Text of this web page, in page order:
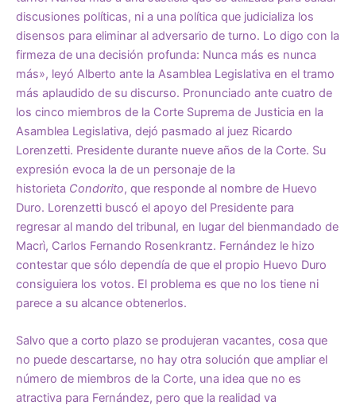
discusiones políticas, ni a una política que judicializa los
disensos para eliminar al adversario de turno. Lo digo con la
firmeza de una decisión profunda: Nunca más es nunca
más», leyó Alberto ante la Asamblea Legislativa en el tramo
más aplaudido de su discurso. Pronunciado ante cuatro de
los cinco miembros de la Corte Suprema de Justicia en la
Asamblea Legislativa, dejó pasmado al juez Ricardo
Lorenzetti. Presidente durante nueve años de la Corte. Su
expresión evoca la de un personaje de la
historieta Condorito, que responde al nombre de Huevo
Duro. Lorenzetti buscó el apoyo del Presidente para
regresar al mando del tribunal, en lugar del bienmandado de
Macrì, Carlos Fernando Rosenkrantz. Fernández le hizo
contestar que sólo dependía de que el propio Huevo Duro
consiguiera los votos. El problema es que no los tiene ni
parece a su alcance obtenerlos.
Salvo que a corto plazo se produjeran vacantes, cosa que
no puede descartarse, no hay otra solución que ampliar el
número de miembros de la Corte, una idea que no es
atractiva para Fernández, pero que la realidad va